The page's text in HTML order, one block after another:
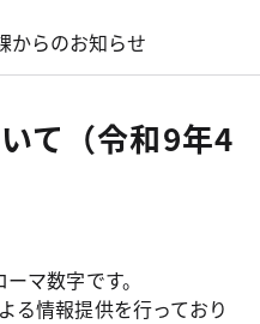
からのお知らせ
て（令和9年4
マ数字です。
る情報提供を行っており